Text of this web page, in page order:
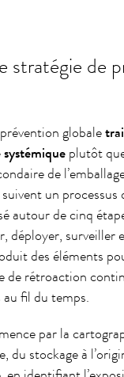
stratégie de
globale
plutôt
de
un
autour de cinq
déployer, surveiller
des éléments
de rétroaction
fil du temps.
par la
du stockage à